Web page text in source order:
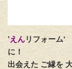
’えんリフォーム‘
に！
出会えた ご縁を